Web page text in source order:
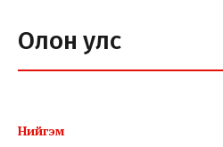
Олон улс
Нийгэм